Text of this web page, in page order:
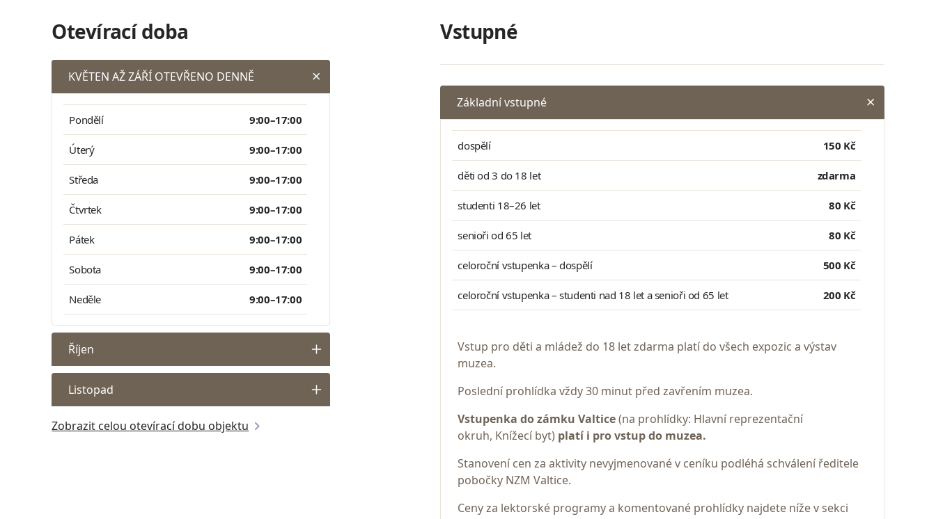
Otevírací doba
KVĚTEN AŽ ZÁŘÍ OTEVŘENO DENNĚ
Pondělí 9:00–17:00
Úterý 9:00–17:00
Středa 9:00–17:00
Čtvrtek 9:00–17:00
Pátek 9:00–17:00
Sobota 9:00–17:00
Neděle 9:00–17:00
Říjen
Listopad
Zobrazit celou otevírací dobu objektu
Vstupné
Základní vstupné
dospělí 150 Kč
děti od 3 do 18 let zdarma
studenti 18–26 let 80 Kč
senioři od 65 let 80 Kč
celoroční vstupenka – dospělí 500 Kč
celoroční vstupenka – studenti nad 18 let a senioři od 65 let 200 Kč
Vstup pro děti a mládež do 18 let zdarma platí do všech expozic a výstav
muzea.
Poslední prohlídka vždy 30 minut před zavřením muzea.
Vstupenka do zámku Valtice(na prohlídky: Hlavní reprezentační
okruh, Knížecí byt) platí i pro vstup do muzea.
Stanovení cen za aktivity nevyjmenované v ceníku podléhá schválení ředitele
pobočky NZM Valtice.
Ceny za lektorské programy a komentované prohlídky najdete níže v sekci